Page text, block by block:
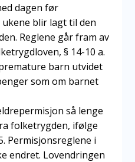
dagen før
blir lagt til den
Reglene går fram av
§ 14-10 a.
barn utvidet
som om barnet
så lenge
folketrygden, ifølge
Permisjonsreglene i
endret. Lovendringen